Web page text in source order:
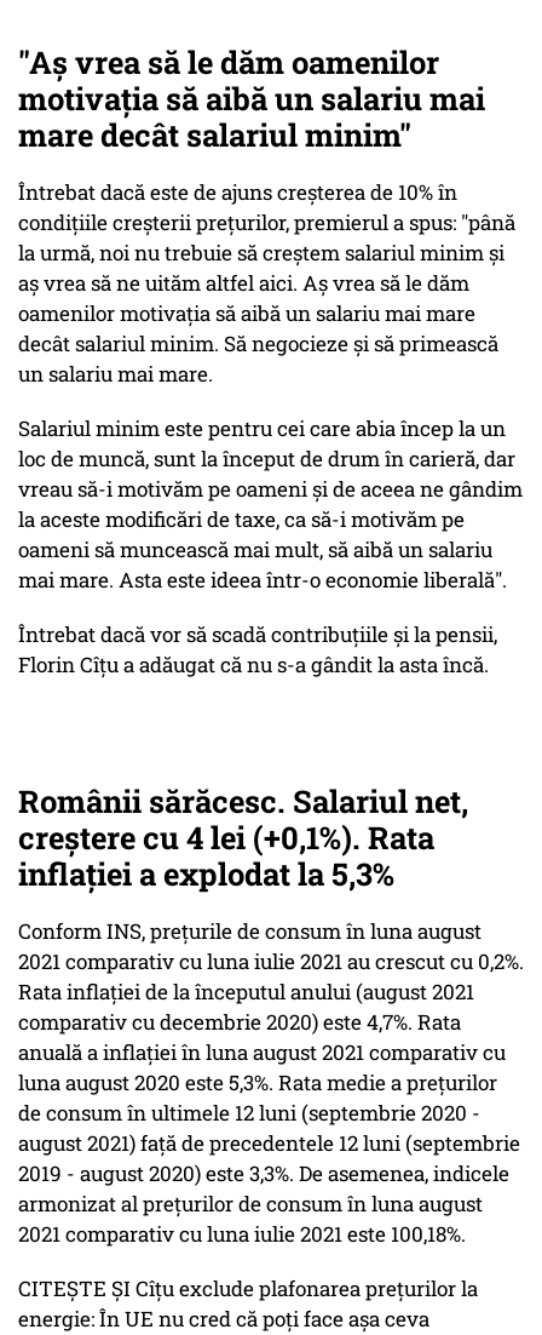
"Aș vrea să le dăm oamenilor
motivația să aibă un salariu mai
mare decât salariul minim"
Întrebat dacă este de ajuns creșterea de 10% în
condițiile creșterii prețurilor, premierul a spus: "până
la urmă, noi nu trebuie să creștem salariul minim și
aș vrea să ne uităm altfel aici. Aș vrea să le dăm
oamenilor motivația să aibă un salariu mai mare
decât salariul minim. Să negocieze și să primească
un salariu mai mare.
Salariul minim este pentru cei care abia încep la un
loc de muncă, sunt la început de drum în carieră, dar
vreau să-i motivăm pe oameni și de aceea ne gândim
la aceste modificări de taxe, ca să-i motivăm pe
oameni să muncească mai mult, să aibă un salariu
mai mare. Asta este ideea într-o economie liberală".
Întrebat dacă vor să scadă contribuțiile și la pensii,
Florin Cîțu a adăugat că nu s-a gândit la asta încă.
Românii sărăcesc. Salariul net,
creștere cu 4 lei (+0,1%). Rata
inflației a explodat la 5,3%
Conform INS, preţurile de consum în luna august
2021 comparativ cu luna iulie 2021 au crescut cu 0,2%.
Rata inflaţiei de la începutul anului (august 2021
comparativ cu decembrie 2020) este 4,7%. Rata
anuală a inflaţiei în luna august 2021 comparativ cu
luna august 2020 este 5,3%. Rata medie a preţurilor
de consum în ultimele 12 luni (septembrie 2020 -
august 2021) faţă de precedentele 12 luni (septembrie
2019 - august 2020) este 3,3%. De asemenea, indicele
armonizat al preţurilor de consum în luna august
2021 comparativ cu luna iulie 2021 este 100,18%.
CITEȘTE ȘI Cîţu exclude plafonarea preţurilor la
energie: În UE nu cred că poţi face aşa ceva